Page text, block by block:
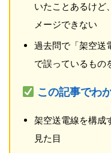
いたことあるけど
メージできない
過去問で「架空送
で誤っているもの
この記事でわ
架空送電線を構成
見た目